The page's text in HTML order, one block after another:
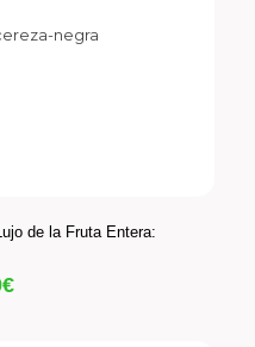
de la Fruta Entera:
€